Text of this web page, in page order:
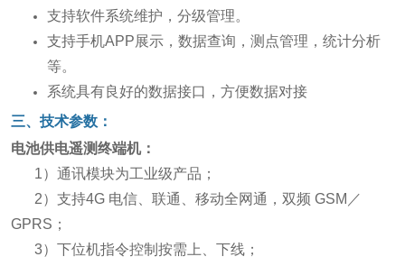
支持软件系统维护，分级管理。
支持手机APP展示，数据查询，测点管理，统计分析
等。
系统具有良好的数据接口，方便数据对接
三、 技术参数：
电池供电遥测终端机：
1）通讯模块为工业级产品；
2）支持4G 电信、联通、移动全网通，双频 GSM／
GPRS；
3）下位机指令控制按需上、下线；